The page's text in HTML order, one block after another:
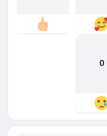
0